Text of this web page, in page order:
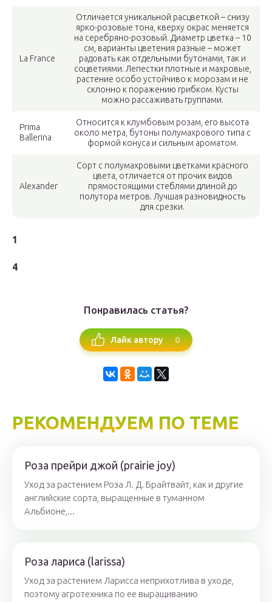
La France
Отличается уникальной расцветкой – снизу
ярко-розовые тона, кверху окрас меняется
на серебряно-розовый. Диаметр цветка – 10
см, варианты цветения разные – может
радовать как отдельными бутонами, так и
соцветиями. Лепестки плотные и махровые,
растение особо устойчиво к морозам и не
склонно к поражению грибком. Кусты
можно рассаживать группами.
Prima
Ballerina
Относится к клумбовым розам, его высота
около метра, бутоны полумахрового типа с
формой конуса и сильным ароматом.
Alexander
Сорт с полумахровыми цветками красного
цвета, отличается от прочих видов
прямостоящими стеблями длиной до
полутора метров. Лучшая разновидность
для срезки.
1
4
Понравилась статья?
Лайк автору 0
РЕКОМЕНДУЕМ ПО ТЕМЕ
Роза прейри джой (prairie joy)
Уход за растением Роза Л. Д. Брайтвайт, как и другие
английские сорта, выращенные в туманном
Альбионе,...
Роза лариса (larissa)
Уход за растением Ларисса неприхотлива в уходе,
поэтому агротехника по ее выращиванию